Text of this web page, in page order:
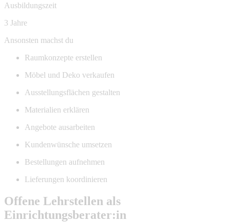
Ausbildungszeit
3 Jahre
Ansonsten machst du
Raumkonzepte erstellen
Möbel und Deko verkaufen
Ausstellungsflächen gestalten
Materialien erklären
Angebote ausarbeiten
Kundenwünsche umsetzen
Bestellungen aufnehmen
Lieferungen koordinieren
Offene Lehrstellen als
Einrichtungsberater:in